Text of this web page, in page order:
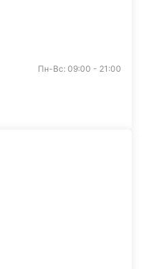
Пн-Вс: 09:00 - 21:00